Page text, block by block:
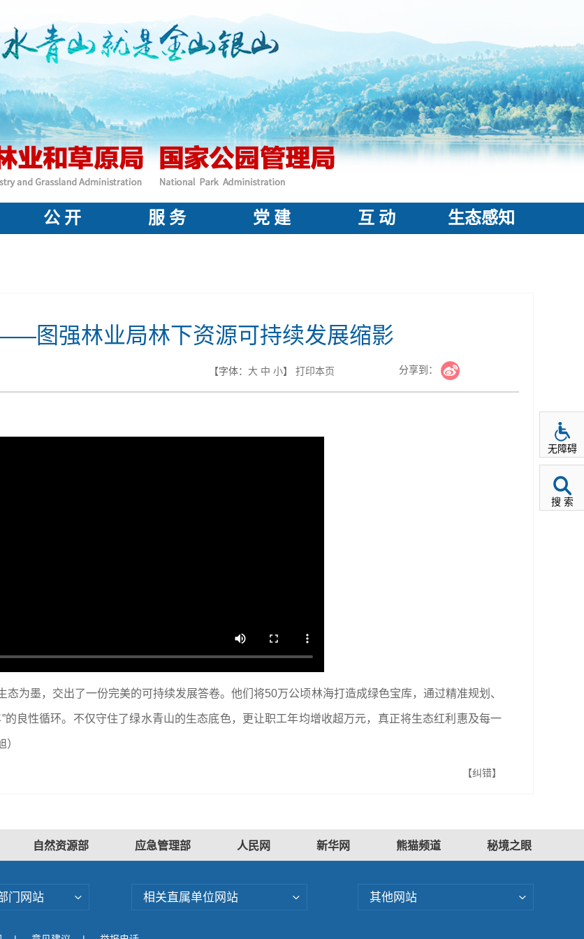
公 开 服 务 党 建 互 动 生态感知
图强林业局林下资源可持续发展缩影
【字体： 大 中 小】 打印本页 分享到：
为墨，交出了一份完美的可持续发展答卷。他们将50万公顷林海打造成绿色宝库，通过精准规划、
的良性循环。不仅守住了绿水青山的生态底色，更让职工年均增收超万元，真正将生态红利惠及每一
）
【纠错】
自然资源部 应急管理部 人民网 新华网 熊猫频道 秘境之眼
门网站 相关直属单位网站 其他网站
无障碍
搜 索